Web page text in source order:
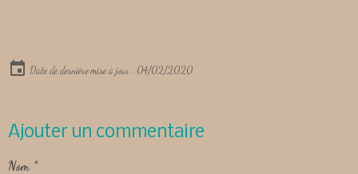
Date de dernière mise à jour : 04/02/2020
Ajouter un commentaire
Nom